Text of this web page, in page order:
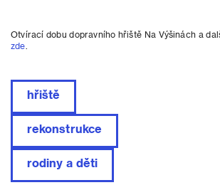
Otvírací dobu dopravního hřiště Na Výšinách a
zde
hřiště
rekonstrukce
rodiny a děti